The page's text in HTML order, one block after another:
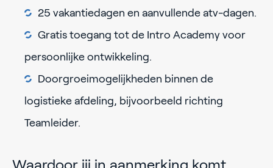
25 vakantiedagen en aanvullende atv-dagen.
Gratis toegang tot de Intro Academy voor
persoonlijke ontwikkeling.
Doorgroeimogelijkheden binnen de
logistieke afdeling, bijvoorbeeld richting
Teamleider.